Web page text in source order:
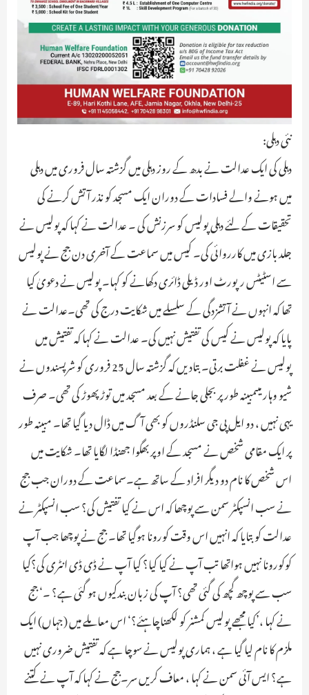
نئی دہلی:
دہلی کی ایک عدالت نے بدھ کے روز دہلی میں گزشتہ سال فروری میں دہلی
میں ہونے والے فسادات کے دوران ایک مسجد کو نذر آتش کرنے کی
تحقیقات کے لئے دہلی پولیس کو سرزنش کی ۔ عدالت نے کہا کہ پولیس نے
جلد بازی میں کارروائی کی۔ کیس میں سماعت کے آخری دن جج نے پولیس
سے اسٹیٹس رپورٹ اور ڈیلی ڈائری دکھانے کو کہا۔ پولیس نے دعویٰ کیا
تھا کہ انہوں نے آتشزدگی کے سلسلے میں شکایت درج کی تھی۔عدالت نے
پایا کہ پولیس نے کیس کی تفتیش نہیں کی۔ عدالت نے کہا کہ تفتیش میں
پولیس نے غفلت برتی۔ بتادیں کہ گزشتہ سال 25 فروری کو شرپسندوں نے
شیو وہار میںمبینہ طور پر بجلی جانے کے بعد مسجد میں توڑ پھوڑ کی تھی۔ صرف
یہی نہیں ، دو ایل پی جی سلنڈروں کو بھی آگ میں ڈال دیا گیا تھا۔ مبینہ طور
پر ایک مقامی شخص نے مسجد کے اوپر بھگوا جھنڈا لگایا تھا۔ شکایت میں
اس شخص کا نام دو دیگر افراد کے ساتھ ہے۔سماعت کے دوران جب جج
نے سب انسپکٹر سمن سے پوچھا کہ اس نے کیا تفتیش کی؟ سب انسپکٹر نے
عدالت کو بتایا کہ انہیں اس وقت کورونا ہوگیا تھا۔ جج نے پوچھا جب آپ
کوکورونا نہیں ہواتھا تب آپ نے کیا کیا؟ کیا آپ نے ڈی ڈی انٹری کی؟کیا
سب سے پوچھ گچھ کی گئی تھی؟ آپ کی زبان بندکیوں ہو گئی ہے؟ ۔‘ جج
نے کہا ،’کیا مجھے پولیس کمشنر کو لکھناچاہئے؟‘ اس معاملے میں (جہاں) ایک
ملزم کا نام لیا گیا ہے ، ہماری پولیس نے سوچا ہے کہ تفتیش ضروری نہیں
ہے؟ ایس آئی سمن نے کہا ، معاف کریں سر۔جج نے کہا کہ آپ نے کتنے